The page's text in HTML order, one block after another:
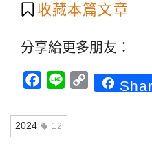
收藏本篇文章
分享給更多朋友：
Facebook
Line Copy
2024 12